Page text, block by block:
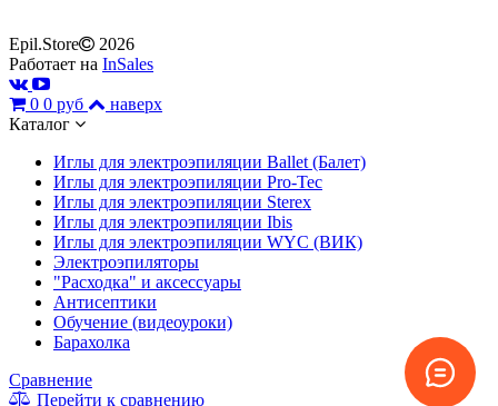
Epil.Store
2026
Работает на InSales
0 0 руб
наверх
Каталог
Иглы для электроэпиляции Ballet (Балет)
Иглы для электроэпиляции Pro-Tec
Иглы для электроэпиляции Sterex
Иглы для электроэпиляции Ibis
Иглы для электроэпиляции WYC (ВИК)
Электроэпиляторы
"Расходка" и аксессуары
Антисептики
Обучение (видеоуроки)
Барахолка
Сравнение
Перейти к сравнению